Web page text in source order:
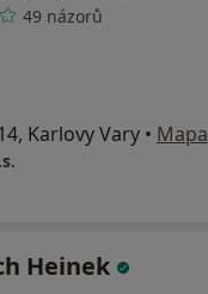
49 názorů
Karlovy Vary • Mapa
Heinek